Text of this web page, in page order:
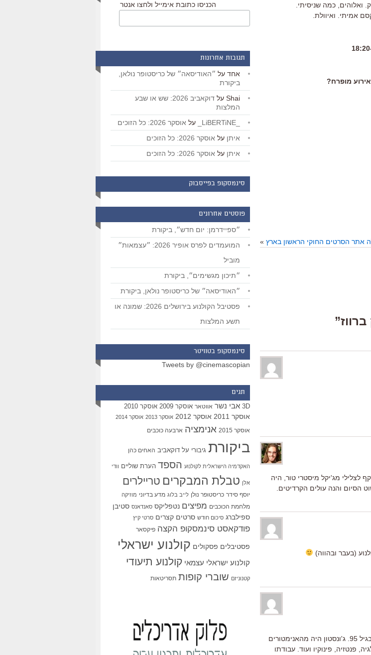
ואלוהים, כמה שניסיתי.
אמיתי. ואיוולת.
מופרח?
אתר הסרטים החוקי הראשון בארץ »
לצלילי מג'יקל מיסטרי טור, היה
הסיום והנה עולים הקרדיטים.
(בעבר ובהווה)
אחרון הנותרים מ-"תשעת הזקנים" של דיסני, אולי ג'ונסטון, נפטר בגיל 95. ג'ונסטון היה מהאנימטורים
פנטזיה, פינוקיו ועוד. עבודתו
הכניסו כתובת אימייל ולחצו אנטר
תגובות אחרונות
אחד על ״האודיסאה״ של כריסטופר נולאן,
ביקורת
Shai על
דוקאביב 2026: שש או שבע
המלצות
על אוסקר 2026: כל הזוכים
איתן על אוסקר 2026: כל הזוכים
איתן על אוסקר 2026: כל הזוכים
סינמסקופ בפייסבוק
פוסטים אחרונים
״ספיידרמן: יום חדש״, ביקורת
המועמדים לפרס אופיר 2026: ״עצמאות״
מוביל
״תיכון מגשימים״, ביקורת
״האודיסאה״ של כריסטופר נולאן, ביקורת
פסטיבל הקולנוע בירושלים 2026: שמונה או
תשע המלצות
סינמסקופ בטוויטר
Tweets by @cinemascopian
תגים
3D אבי נשר אווטאר אוסקר 2009 אוסקר 2010
אוסקר 2011 אוסקר 2012 אוסקר 2013 אוסקר 2014
אוסקר 2015 אנימציה ארבעה כוכבים
ביקורת גיבורי על דוקאביב האחים כהן
האקדמיה הישראלית לקולנוע הספד הערת שוליים וודי
אלן טבלת המבקרים טריילרים
יוסף סידר כריסטופר נולן לייב בלוג מדע בדיוני מוזיקה
מלחמת הכוכבים מפיצים נטפליקס סאנדאנס סטיבן
ספילברג סיכום חודש סרטים קצרים סרטי קיץ
פודקאסט סינמסקופ הקצה פיקסאר
פסטיבלים פסקולים קולנוע ישראלי
קולנוע ישראלי עצמאי קולנוע תיעודי
קטנוניזם שוברי קופות תסריטאות